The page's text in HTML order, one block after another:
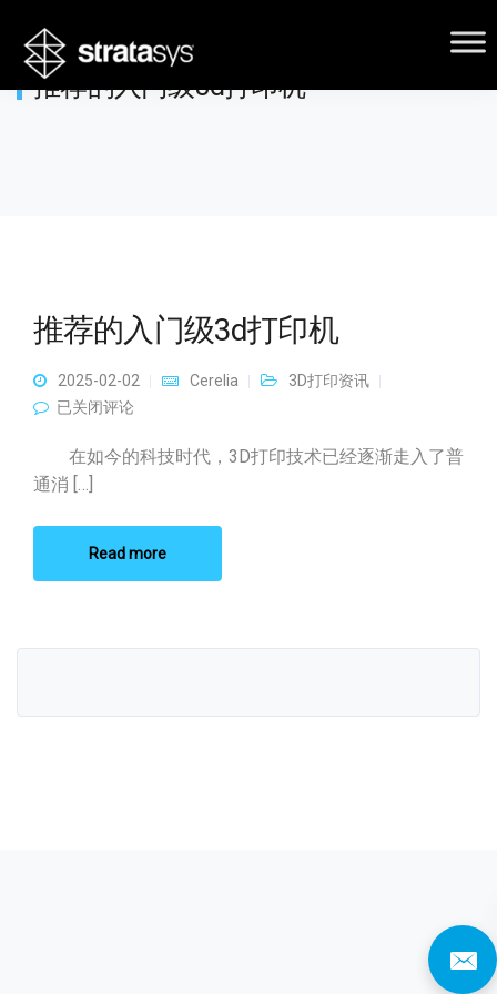
推荐的入门级3d打印机
推荐的入门级3d打印机
2025-02-02 Cerelia
3D打印资讯
推荐的入门级3d打印机
已关闭评论
在如今的科技时代，3D打印技术已经逐渐走入了普
通消 […]
Read more